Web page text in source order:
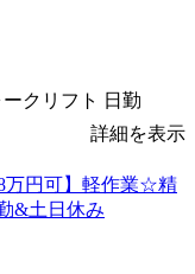
クリフト 日勤
詳細を表示